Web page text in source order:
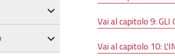
Vai al capitolo 9: GLI
Vai al capitolo 10: